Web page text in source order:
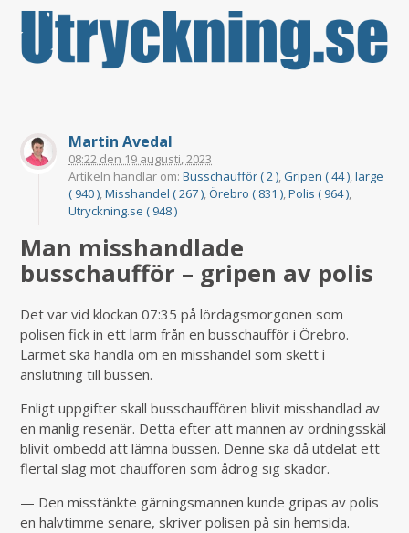
Martin Avedal
08:22 den 19 augusti, 2023
Artikeln handlar om:Busschaufför ( 2 ),Gripen ( 44 ),large
( 940 ),Misshandel ( 267 ),Örebro ( 831 ),Polis ( 964 ),
Utryckning.se ( 948 )
Man misshandlade
busschaufför – gripen av polis
Det var vid klockan 07:35 på lördagsmorgonen som
polisen fick in ett larm från en busschaufför i Örebro.
Larmet ska handla om en misshandel som skett i
anslutning till bussen.
Enligt uppgifter skall busschauffören blivit misshandlad av
en manlig resenär. Detta efter att mannen av ordningsskäl
blivit ombedd att lämna bussen. Denne ska då utdelat ett
flertal slag mot chauffören som ådrog sig skador.
— Den misstänkte gärningsmannen kunde gripas av polis
en halvtimme senare, skriver polisen på sin hemsida.